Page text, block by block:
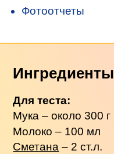
Фотоотчеты
Ингредиенты
Для теста:
Мука – около 300 г
Молоко – 100 мл
Сметана – 2 ст.л.